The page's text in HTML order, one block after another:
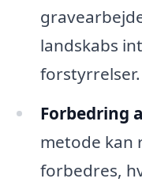
landskabs
forstyrrelser.
Forbedring
metode kan
forbedres,